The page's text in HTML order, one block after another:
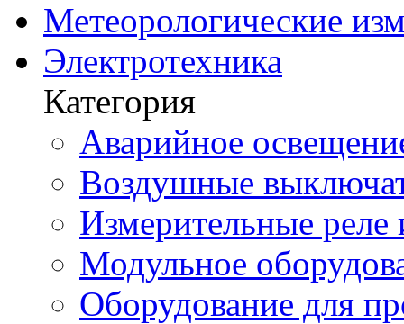
Метеорологические
Электротехника
Категория
Аварийное
Воздушные
Измерительные реле
Модульное
Оборудование для